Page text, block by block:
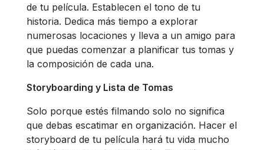
de tu película. Establecen el tono de tu
historia. Dedica más tiempo a explorar
numerosas locaciones y lleva a un amigo para
que puedas comenzar a planificar tus tomas y
la composición de cada una.
Storyboarding y Lista de Tomas
Solo porque estés filmando solo no significa
que debas escatimar en organización. Hacer el
storyboard de tu película hará tu vida mucho